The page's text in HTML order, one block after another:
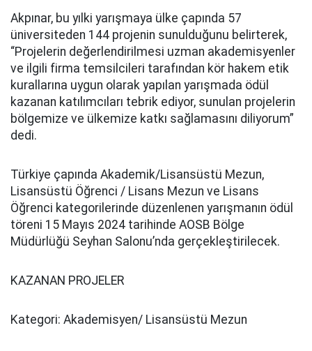
Akpınar, bu yılki yarışmaya ülke çapında 57
üniversiteden 144 projenin sunulduğunu belirterek,
“Projelerin değerlendirilmesi uzman akademisyenler
ve ilgili firma temsilcileri tarafından kör hakem etik
kurallarına uygun olarak yapılan yarışmada ödül
kazanan katılımcıları tebrik ediyor, sunulan projelerin
bölgemize ve ülkemize katkı sağlamasını diliyorum”
dedi.
Türkiye çapında Akademik/Lisansüstü Mezun,
Lisansüstü Öğrenci / Lisans Mezun ve Lisans
Öğrenci kategorilerinde düzenlenen yarışmanın ödül
töreni 15 Mayıs 2024 tarihinde AOSB Bölge
Müdürlüğü Seyhan Salonu’nda gerçekleştirilecek.
KAZANAN PROJELER
Kategori: Akademisyen/ Lisansüstü Mezun